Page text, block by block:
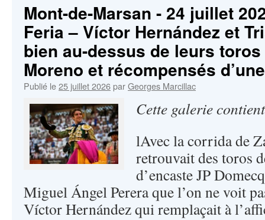
Mont-de-Marsan - 24 juillet
Feria – Víctor Hernández et
bien au-dessus de leurs
Moreno et récompensés
Publié le25 juillet 2026parGeorges Marcillac
Cette galerie
lAvec la corrida de
retrouvait des toros
d’encaste JP
Miguel Ángel Perera que l’on ne voit
Víctor Hernández qui remplaçait à